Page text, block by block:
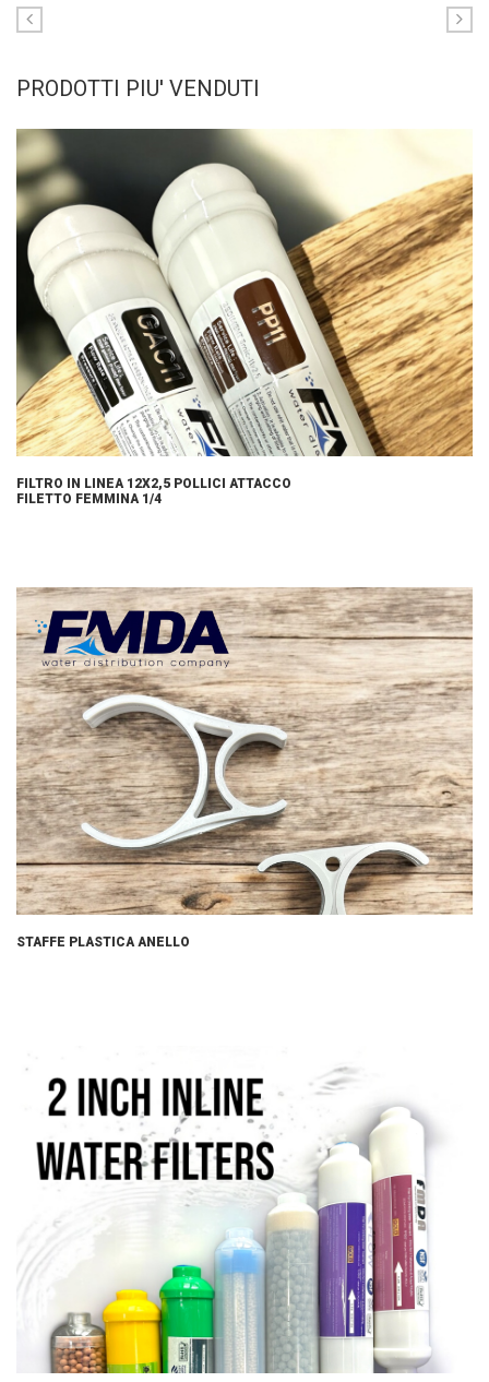
PRODOTTI PIU' VENDUTI
FILTRO IN LINEA 12X2,5 POLLICI ATTACCO
FILETTO FEMMINA 1/4
STAFFE PLASTICA ANELLO